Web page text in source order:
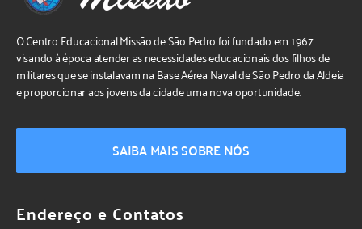
O Centro Educacional Missão de São Pedro foi fundado em 1967
visando à época atender as necessidades educacionais dos filhos de
militares que se instalavam na Base Aérea Naval de São Pedro da Aldeia
e proporcionar aos jovens da cidade uma nova oportunidade.
SAIBA MAIS SOBRE NÓS
Endereço e Contatos